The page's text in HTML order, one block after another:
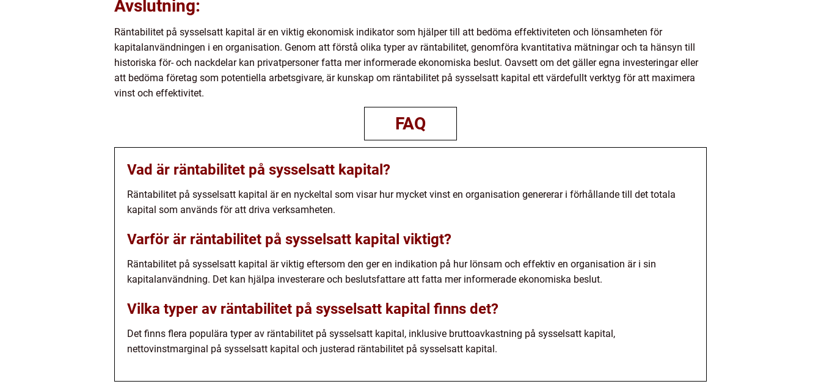
Avslutning:
Räntabilitet på sysselsatt kapital är en viktig ekonomisk indikator som hjälper till att bedöma effektiviteten och lönsamheten för
kapitalanvändningen i en organisation. Genom att förstå olika typer av räntabilitet, genomföra kvantitativa mätningar och ta hänsyn till
historiska för- och nackdelar kan privatpersoner fatta mer informerade ekonomiska beslut. Oavsett om det gäller egna investeringar eller
att bedöma företag som potentiella arbetsgivare, är kunskap om räntabilitet på sysselsatt kapital ett värdefullt verktyg för att maximera
vinst och effektivitet.
FAQ
Vad är räntabilitet på sysselsatt kapital?
Räntabilitet på sysselsatt kapital är en nyckeltal som visar hur mycket vinst en organisation genererar i förhållande till det totala
kapital som används för att driva verksamheten.
Varför är räntabilitet på sysselsatt kapital viktigt?
Räntabilitet på sysselsatt kapital är viktig eftersom den ger en indikation på hur lönsam och effektiv en organisation är i sin
kapitalanvändning. Det kan hjälpa investerare och beslutsfattare att fatta mer informerade ekonomiska beslut.
Vilka typer av räntabilitet på sysselsatt kapital finns det?
Det finns flera populära typer av räntabilitet på sysselsatt kapital, inklusive bruttoavkastning på sysselsatt kapital,
nettovinstmarginal på sysselsatt kapital och justerad räntabilitet på sysselsatt kapital.